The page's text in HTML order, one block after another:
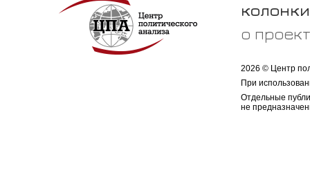
колонки
о
2026 © Центр
При
Отдельные
не